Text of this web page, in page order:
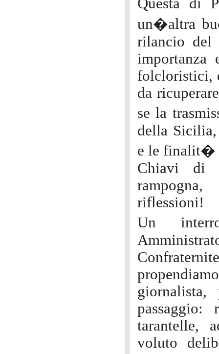
Questa di
un�altra
rilancio del
importanza
folcloristici,
da
se la
della Sicilia,
e le finalit�
Chiavi di
riflessioni!
Un
passaggio:
tarantelle,
voluto